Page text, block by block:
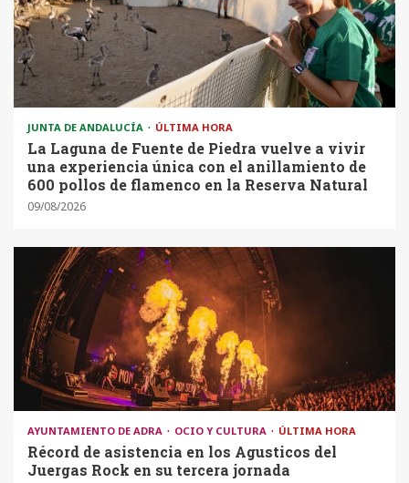
JUNTA DE ANDALUCÍA ÚLTIMA HORA
La Laguna de Fuente de Piedra vuelve a vivir
una experiencia única con el anillamiento de
600 pollos de flamenco en la Reserva Natural
09/08/2026
AYUNTAMIENTO DE ADRA OCIO Y CULTURA ÚLTIMA HORA
Récord de asistencia en los Agusticos del
Juergas Rock en su tercera jornada